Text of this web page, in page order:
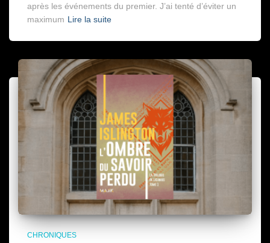
après les événements du premier. J’ai tenté d’éviter un
maximum Lire la suite
CHRONIQUES